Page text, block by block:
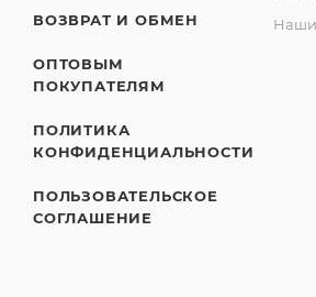
ВОЗВРАТ И ОБМЕН
ОПТОВЫМ
ПОКУПАТЕЛЯМ
ПОЛИТИКА
КОНФИДЕНЦИАЛЬНОСТИ
ПОЛЬЗОВАТЕЛЬСКОЕ
СОГЛАШЕНИЕ